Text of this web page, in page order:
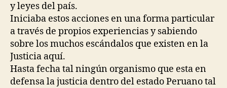
y leyes del país.
Iniciaba estos acciones en una forma particular
a través de propios experiencias y sabiendo
sobre los muchos escándalos que existen en la
Justicia aquí.
Hasta fecha tal ningún organismo que esta en
defensa la justicia dentro del estado Peruano tal